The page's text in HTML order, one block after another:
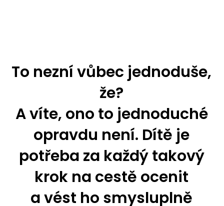
To nezní vůbec jednoduše,
že?
A víte, ono to jednoduché
opravdu není. Dítě je
potřeba za každý takový
krok na cestě ocenit
a vést ho smysluplně